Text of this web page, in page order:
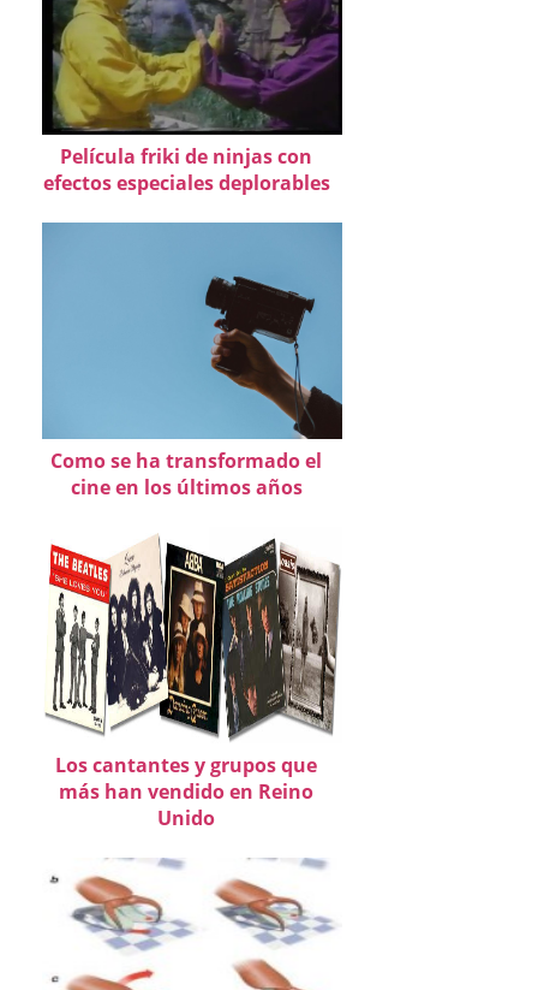
Película friki de ninjas con
efectos especiales deplorables
Como se ha transformado el
cine en los últimos años
Los cantantes y grupos que
más han vendido en Reino
Unido